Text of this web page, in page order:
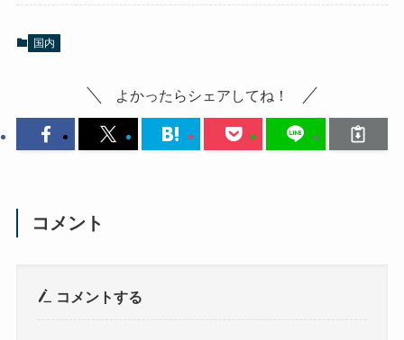
国内
よかったらシェアしてね！
コメント
コメントする